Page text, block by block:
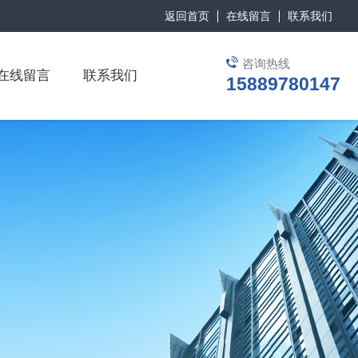
返回首页 在线留言 联系我们
咨询热线
15889780147
线留言 联系我们